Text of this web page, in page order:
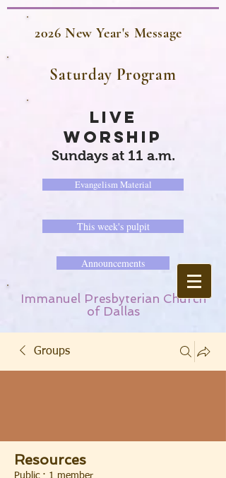
2026 New Year's Message
Saturday Program
LIVE
WORSHIP
Sundays at 11 a.m.
Evangelism Material
This week's pulpit
Announcements
Immanuel Presbyterian Church
of Dallas
Groups
Resources
Public · 1 member